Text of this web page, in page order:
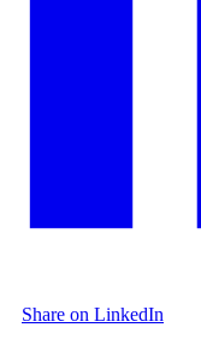
Share on LinkedIn